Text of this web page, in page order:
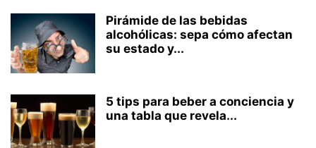
Pirámide de las bebidas
alcohólicas: sepa cómo afectan
su estado y...
5 tips para beber a conciencia y
una tabla que revela...